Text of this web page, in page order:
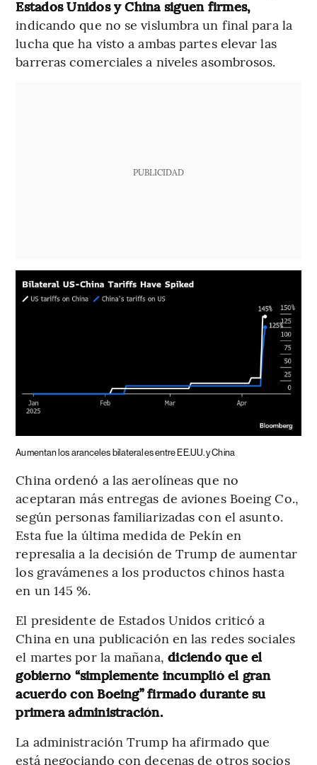
Estados Unidos y China siguen firmes,
indicando que no se vislumbra un final para la
lucha que ha visto a ambas partes elevar las
barreras comerciales a niveles asombrosos.
PUBLICIDAD
Aumentan los aranceles bilaterales entre EE.UU. y China
China ordenó a las aerolíneas que no
aceptaran más entregas de aviones Boeing Co.,
según personas familiarizadas con el asunto.
Esta fue la última medida de Pekín en
represalia a la decisión de Trump de aumentar
los gravámenes a los productos chinos hasta
en un 145 %.
El presidente de Estados Unidos criticó a
China en una publicación en las redes sociales
el martes por la mañana, diciendo que el
gobierno “simplemente incumplió el gran
acuerdo con Boeing” firmado durante su
primera administración.
La administración Trump ha afirmado que
está negociando con decenas de otros socios